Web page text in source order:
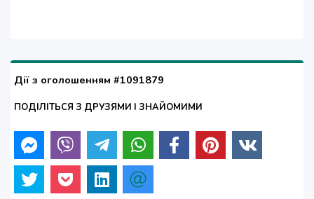
Дії з оголошенням #1091879
ПОДІЛІТЬСЯ З ДРУЗЯМИ І ЗНАЙОМИМИ